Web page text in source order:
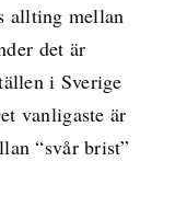
allting mellan
det är
i Sverige
vanligaste är
“svår brist”